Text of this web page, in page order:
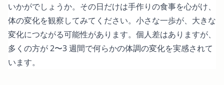
いかがでしょうか。その日だけは手作りの食事を心がけ、
体の変化を観察してみてください。小さな一歩が、大きな
変化につながる可能性があります。個人差はありますが、
多くの方が 2〜3 週間で何らかの体調の変化を実感されて
います。